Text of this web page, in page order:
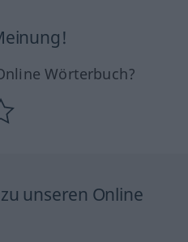
Wörterbuch?
unseren Online